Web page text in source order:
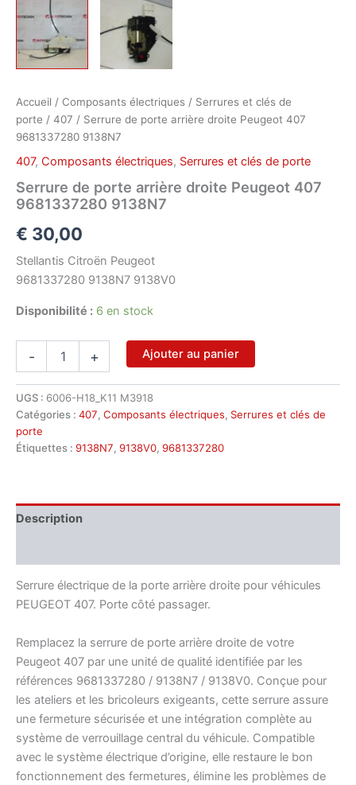
Accueil / Composants électriques / Serrures et clés de
porte / 407 / Serrure de porte arrière droite Peugeot 407
9681337280 9138N7
407, Composants électriques, Serrures et clés de porte
Serrure de porte arrière droite Peugeot 407
9681337280 9138N7
€ 30,00
Stellantis Citroën Peugeot
9681337280 9138N7 9138V0
Disponibilité : 6 en stock
-
de
porte
arrière
droite
Peugeot
9138N7
+ Ajouter au panier
UGS : 6006-H18_K11 M3918
Catégories : 407, Composants électriques, Serrures et clés de
porte
Étiquettes : 9138N7, 9138V0, 9681337280
Description
Serrure électrique de la porte arrière droite pour véhicules
PEUGEOT 407. Porte côté passager.
Remplacez la serrure de porte arrière droite de votre
Peugeot 407 par une unité de qualité identifiée par les
références 9681337280 / 9138N7 / 9138V0. Conçue pour
les ateliers et les bricoleurs exigeants, cette serrure assure
une fermeture sécurisée et une intégration complète au
système de verrouillage central du véhicule. Compatible
avec le système électrique d’origine, elle restaure le bon
fonctionnement des fermetures, élimine les problèmes de